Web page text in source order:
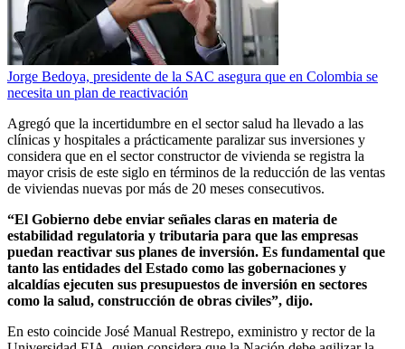
Jorge Bedoya, presidente de la SAC asegura que en Colombia se
necesita un plan de reactivación
Agregó que la incertidumbre en el sector salud ha llevado a las
clínicas y hospitales a prácticamente paralizar sus inversiones y
considera que en el sector constructor de vivienda se registra la
mayor crisis de este siglo en términos de la reducción de las ventas
de viviendas nuevas por más de 20 meses consecutivos.
“El Gobierno debe enviar señales claras en materia de
estabilidad regulatoria y tributaria para que las empresas
puedan reactivar sus planes de inversión. Es fundamental que
tanto las entidades del Estado como las gobernaciones y
alcaldías ejecuten sus presupuestos de inversión en sectores
como la salud, construcción de obras civiles”, dijo.
En esto coincide José Manual Restrepo, exministro y rector de la